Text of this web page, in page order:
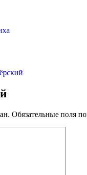
Обязательные поля